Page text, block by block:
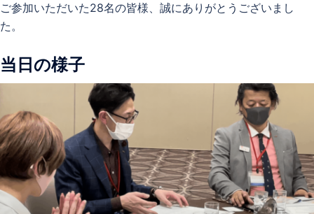
ご参加いただいた28名の皆様、誠にありがとうございまし
た。
当日の様子